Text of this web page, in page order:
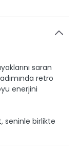
saran
retro
enerjini
seninle birlikte